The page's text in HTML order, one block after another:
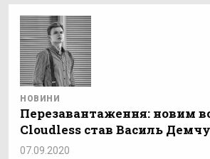
НОВИНИ
Перезавантаження: новим
Сloudless став Василь
07.09.2020